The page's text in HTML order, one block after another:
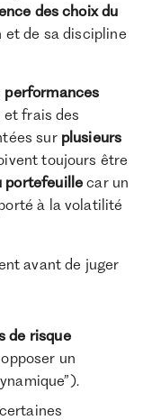
des choix du
et de sa discipline
performances
frais des
sur plusieurs
toujours être
portefeuillecar un
à la volatilité
avant de juger
de risque
un